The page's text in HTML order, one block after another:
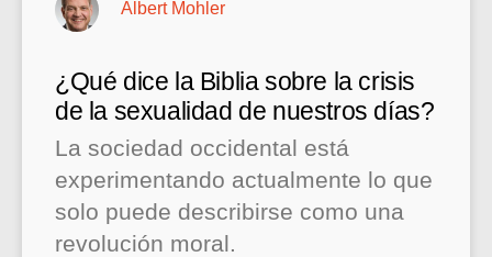
¿Qué dice la Biblia sobre la crisis
de la sexualidad de nuestros días?
La sociedad occidental está
experimentando actualmente lo que
solo puede describirse como una
revolución moral.
Albert Mohler